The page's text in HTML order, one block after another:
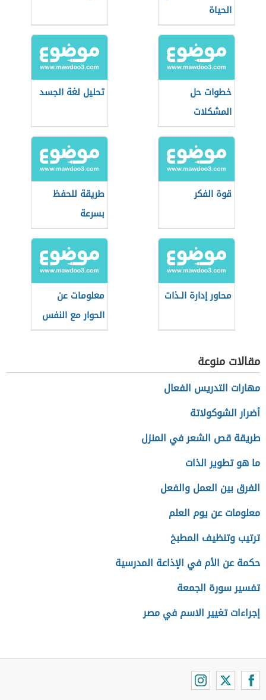
الحياة
خطوات حل
المشكلات
تحليل لغة الجسد
قوة الفكر
طريقة للحفظ
بسرعة
محاور إدارة الـذات
معلومات عن
الحوار مع النفس
مقالات منوعة
مهارات التدريس الفعال
أضرار الشوكولاتة
طريقة قص الشعر في المنزل
ما هو تطوير الذات
الفرق بين العمل والفعل
معلومات عن يوم العلم
ترتيب وتنظيف المطبخ
حكمة عن الأم في الإذاعة المدرسية
تفسير سورة الجمعة
إجراءات تغيير الاسم في مصر